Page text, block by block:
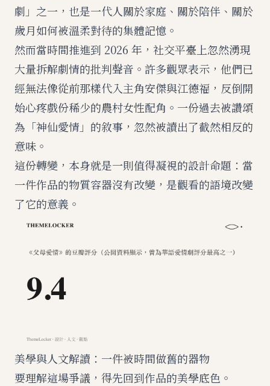
劇」之一，也是一代人關於家庭、關於陪伴、關於
歲月如何被溫柔對待的集體記憶。
然而當時間推進到 2026 年，社交平臺上忽然湧現
大量拆解劇情的批判聲音。許多觀眾表示，他們已
經無法像從前那樣代入主角安傑與江德福，反倒開
始心疼戲份稀少的農村女性配角。一份過去被讚頌
為「神仙愛情」的敘事，忽然被讀出了截然相反的
意味。
這份轉變，本身就是一則值得凝視的設計命題：當
一件作品的物質容器沒有改變，是觀看的語境改變
了它的意義。
美學與人文解讀：一件被時間做舊的器物
要理解這場爭議，得先回到作品的美學底色。